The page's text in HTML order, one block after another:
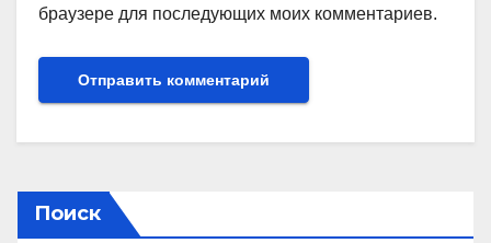
браузере для последующих моих комментариев.
Поиск